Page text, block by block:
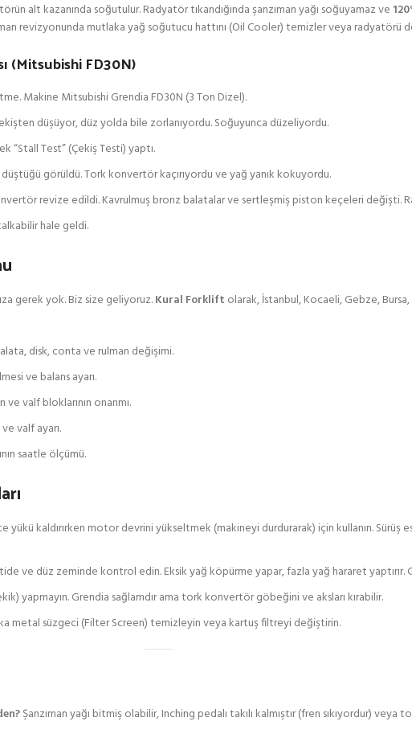
alt kazanında soğutulur. Radyatör tıkandığında şanzıman yağı soğuyamaz ve
revizyonunda mutlaka yağ soğutucu hattını (Oil Cooler) temizler veya radyatörü
(Mitsubishi FD30N)
Makine Mitsubishi Grendia FD30N (3 Ton Dizel).
düşüyor, düz yolda bile zorlanıyordu. Soğuyunca düzeliyordu.
“Stall Test” (Çekiş Testi) yaptı.
düştüğü görüldü. Tork konvertör kaçırıyordu ve yağ yanık kokuyordu.
revize edildi. Kavrulmuş bronz balatalar ve sertleşmiş piston keçeleri değişti.
hale geldi.
gerek yok. Biz size geliyoruz.Kural Forklift olarak, İstanbul, Kocaeli, Gebze,
disk, conta ve rulman değişimi.
ve balans ayarı.
valf bloklarının onarımı.
valf ayarı.
saatle ölçümü.
yükü kaldırırken motor devrini yükseltmek (makineyi durdurarak) için kullanın. Sürüş
ve düz zeminde kontrol edin. Eksik yağ köpürme yapar, fazla yağ hararet yaptırır.
yapmayın. Grendia sağlamdır ama tork konvertör göbeğini ve aksları kırabilir.
metal süzgeci (Filter Screen) temizleyin veya kartuş filtreyi değiştirin.
Şanzıman yağı bitmiş olabilir, Inching pedalı takılı kalmıştır (fren sıkıyordur) veya